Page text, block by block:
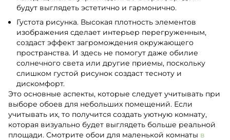
будут выглядеть эстетично и гармонично.
Густота рисунка. Высокая плотность элементов
изображения сделает интерьер перегруженным,
создаст эффект загромождения окружающего
пространства. И здесь не помогут даже обилие
солнечного света или другие приемы, поскольку
слишком густой рисунок создаст тесноту и
дискомфорт.
Это основные аспекты, которые следует учитывать при
выборе обоев для небольших помещений. Если
учитывать их, то получится создать уютную комнату,
которая визуально будет выглядеть больше реальной
площади. Смотрите обои для маленькой комнаты в